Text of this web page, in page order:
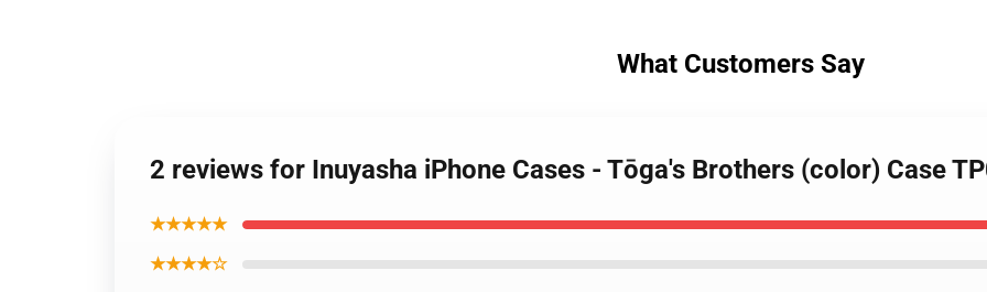
What Customers Say
2 reviews for Inuyasha iPhone Cases - Tōga's Brothers (color) Case
★★★★★
★★★★☆